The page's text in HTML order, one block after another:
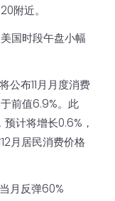
附近。
国时段午盘小幅
公布11月月度消费
前值6.9%。此
计将增长0.6%，
月居民消费价格
月反弹60%